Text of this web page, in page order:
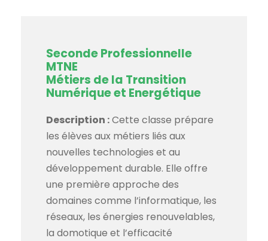
Seconde Professionnelle
MTNE
Métiers de la Transition
Numérique et Energétique
Description :Cette classe prépare
les élèves aux métiers liés aux
nouvelles technologies et au
développement durable. Elle offre
une première approche des
domaines comme l’informatique, les
réseaux, les énergies renouvelables,
la domotique et l’efficacité